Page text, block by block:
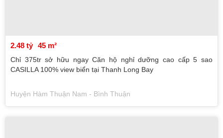
2.48 tỷ 45 m²
Chỉ 375tr sở hữu ngay Căn hộ nghỉ dưỡng cao cấp 5 sao
CASILLA 100% view biển tại Thanh Long Bay
Huyện Hàm Thuận Nam - Bình Thuận